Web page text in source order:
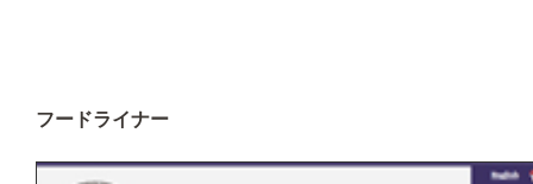
フードライナー